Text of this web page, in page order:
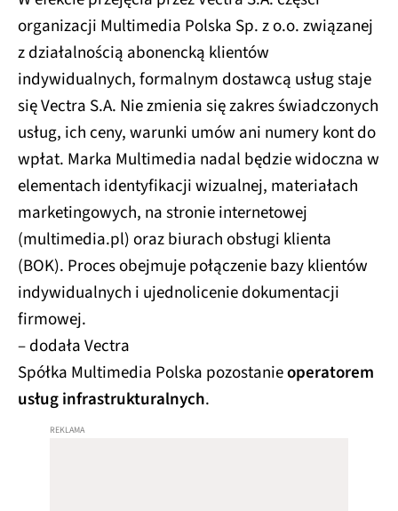
organizacji Multimedia Polska Sp. z o.o. związanej
z działalnością abonencką klientów
indywidualnych, formalnym dostawcą usług staje
się Vectra S.A. Nie zmienia się zakres świadczonych
usług, ich ceny, warunki umów ani numery kont do
wpłat. Marka Multimedia nadal będzie widoczna w
elementach identyfikacji wizualnej, materiałach
marketingowych, na stronie internetowej
(multimedia.pl) oraz biurach obsługi klienta
(BOK). Proces obejmuje połączenie bazy klientów
indywidualnych i ujednolicenie dokumentacji
firmowej.
– dodała Vectra
Spółka Multimedia Polska pozostanieoperatorem
usług infrastrukturalnych.